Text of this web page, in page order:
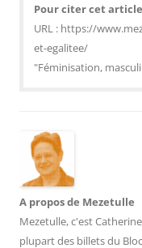
Pour citer cet article
URL : https://
et-egalitee/
"Féminisation,
A propos de Mezetulle
Mezetulle, c'est
plupart des billets du